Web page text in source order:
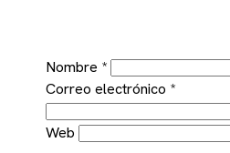
Nombre *
Correo electrónico *
Web